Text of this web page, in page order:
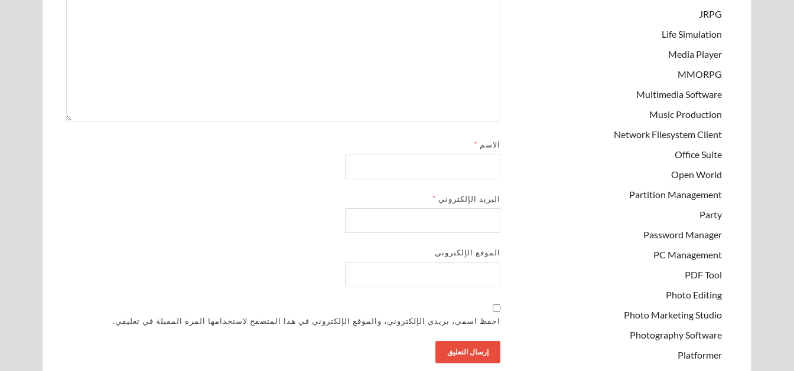
الاسم *
البريد الإلكتروني *
الموقع الإلكتروني
احفظ اسمي، بريدي الإلكتروني، والموقع الإلكتروني في هذا المتصفح لاستخدامها المرة المقبلة في تعليقي.
JRPG
Life Simulation
Media Player
MMORPG
Multimedia Software
Music Production
Network Filesystem Client
Office Suite
Open World
Partition Management
Party
Password Manager
PC Management
PDF Tool
Photo Editing
Photo Marketing Studio
Photography Software
Platformer